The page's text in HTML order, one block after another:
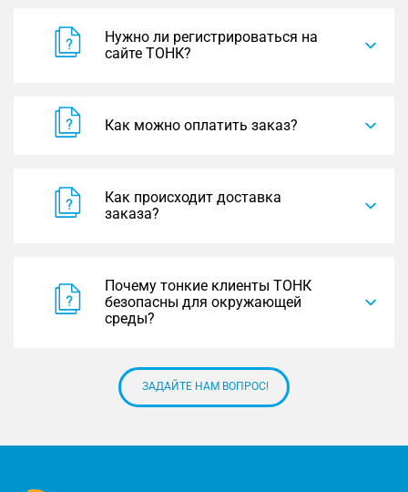
Нужно ли регистрироваться на
сайте ТОНК?
Как можно оплатить заказ?
Как происходит доставка
заказа?
Почему тонкие клиенты ТОНК
безопасны для окружающей
среды?
ЗАДАЙТЕ НАМ ВОПРОС!